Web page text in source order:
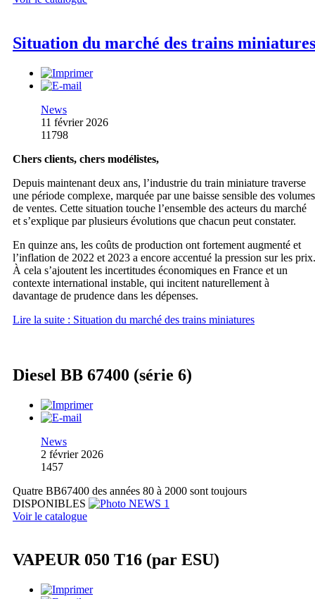
Situation du marché des trains miniatures
News
11 février 2026
11798
Chers clients, chers modélistes,
Depuis maintenant deux ans, l’industrie du train miniature traverse
une période complexe, marquée par une baisse sensible des volumes
de ventes. Cette situation touche l’ensemble des acteurs du marché
et s’explique par plusieurs évolutions que chacun peut constater.
En quinze ans, les coûts de production ont fortement augmenté et
l’inflation de 2022 et 2023 a encore accentué la pression sur les prix.
À cela s’ajoutent les incertitudes économiques en France et un
contexte international instable, qui incitent naturellement à
davantage de prudence dans les dépenses.
Lire la suite : Situation du marché des trains miniatures
Diesel BB 67400 (série 6)
News
2 février 2026
1457
Quatre BB67400 des années 80 à 2000 sont toujours
DISPONIBLES
Voir le catalogue
VAPEUR 050 T16 (par ESU)